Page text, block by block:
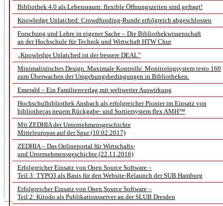
Bibliothek 4.0 als Lebensraum: flexible Öffnungszeiten sind gefragt!
Knowledge Unlatched: Crowdfunding-Runde erfolgreich abgeschlossen
Forschung und Lehre in eigener Sache – Die Bibliothekwissenschaft
an der Hochschule für Technik und Wirtschaft HTW Chur
„Knowledge Unlatched ist der bessere DEAL”
Minimalistisches Design. Maximale Kontrolle. Monitoringsystem testo 160
zum Überwachen der Umgebungsbedingungen in Bibliotheken.
Emerald – Ein Familienverlag mit weltweiter Auswirkung
Hochschulbibliothek Ansbach als erfolgreicher Pionier im Einsatz von
bibliothecas neuem Rückgabe- und Sortiersystem flex AMH™
Mit ZEDHIA der Unternehmensgeschichte
Mitteleuropas auf der Spur (10.02.2017)
ZEDHIA – Das Onlineportal für Wirtschafts-
und Unternehmensgeschichte (22.11.2016)
Erfolgreicher Einsatz von Open Source Software –
Teil 3: TYPO3 als Basis für den Website-Relaunch der SUB Hamburg
Erfolgreicher Einsatz von Open Source Software –
Teil 2: Kitodo als Publikationsserver an der SLUB Dresden
Wissensaustausch auf einer
das Potential, nicht nur das
Forschungsförderung und
verändern. Idealerweise könne
verlorengegangenes Vertrauen
und die
Wissenschaft nutzen.“
Nach Meinung von Bartling
durch das Internet ausgelösten
den Startlöchern und es wird
werden“, hofft er. Ein Internet